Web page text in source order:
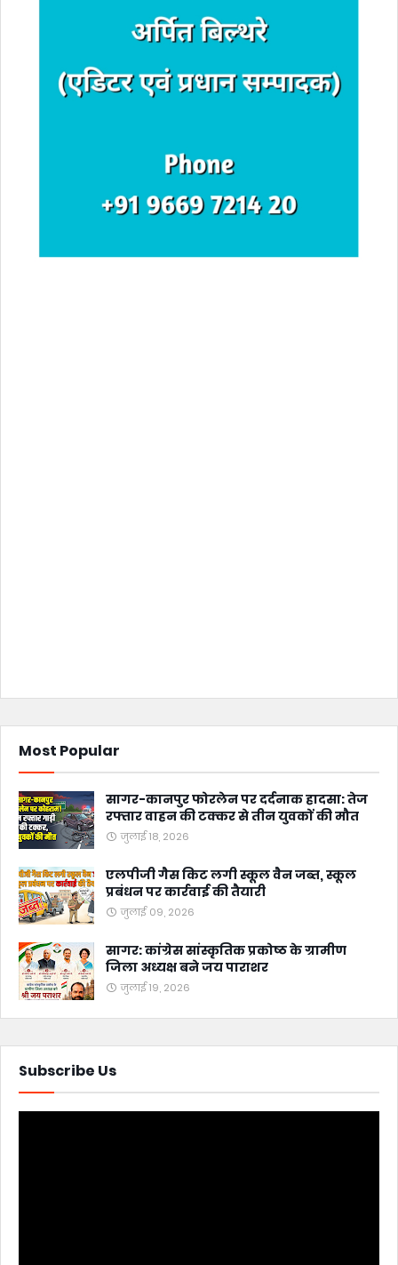
Most Popular
सागर-कानपुर फोरलेन पर दर्दनाक हादसा: तेज
रफ्तार वाहन की टक्कर से तीन युवकों की मौत
जुलाई 18, 2026
एलपीजी गैस किट लगी स्कूल वैन जब्त, स्कूल
प्रबंधन पर कार्रवाई की तैयारी
जुलाई 09, 2026
सागर: कांग्रेस सांस्कृतिक प्रकोष्ठ के ग्रामीण
जिला अध्यक्ष बने जय पाराशर
जुलाई 19, 2026
Subscribe Us